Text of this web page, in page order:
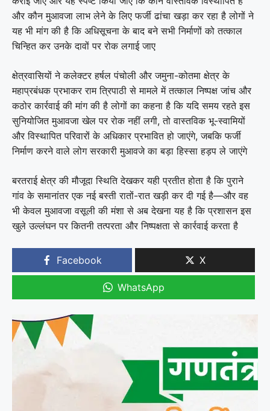
और कौन मुआवजा लाभ लेने के लिए फर्जी ढांचा खड़ा कर रहा है लोगों ने
यह भी मांग की है कि अधिसूचना के बाद बने सभी निर्माणों को तत्काल
चिन्हित कर उनके दावों पर रोक लगाई जाए
क्षेत्रवासियों ने कलेक्टर हर्षल पंचोली और जमुना-कोतमा क्षेत्र के
महाप्रबंधक प्रभाकर राम त्रिपाठी से मामले में तत्काल निष्पक्ष जांच और
कठोर कार्रवाई की मांग की है लोगों का कहना है कि यदि समय रहते इस
सुनियोजित मुआवजा खेल पर रोक नहीं लगी, तो वास्तविक भू-स्वामियों
और विस्थापित परिवारों के अधिकार प्रभावित हो जाएंगे, जबकि फर्जी
निर्माण करने वाले लोग सरकारी मुआवजे का बड़ा हिस्सा हड़प ले जाएंगे
बरतराई क्षेत्र की मौजूदा स्थिति देखकर यही प्रतीत होता है कि पुराने
गांव के समानांतर एक नई बस्ती रातों-रात खड़ी कर दी गई है—और वह
भी केवल मुआवजा वसूली की मंशा से अब देखना यह है कि प्रशासन इस
खुले उल्लंघन पर कितनी तत्परता और निष्पक्षता से कार्रवाई करता है
Facebook X
WhatsApp